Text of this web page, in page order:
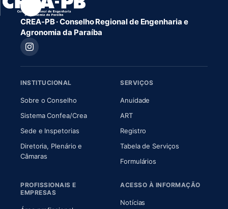
CREA-PB · Conselho Regional de Engenharia e
Agronomia da Paraíba
INSTITUCIONAL
Sobre o Conselho(abre em nova aba)
Sistema Confea/Crea(abre em nova aba)
Sede e Inspetorias
Diretoria, Plenário e
Câmaras(abre em nova aba)
SERVIÇOS
Anuidade
ART(abre em nova aba)
Registro
Tabela de Serviços
Formulários
PROFISSIONAIS E
EMPRESAS
ACESSO À INFORMAÇÃO
Notícias